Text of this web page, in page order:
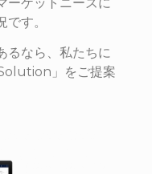
す。
るなら、私たちに
」をご提案